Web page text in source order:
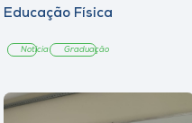
Educação Física
Notícia Graduação